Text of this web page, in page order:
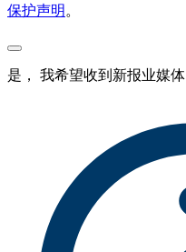
保护声明 。
是， 我希望收到新报业媒体